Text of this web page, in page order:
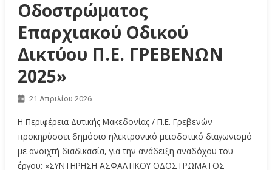
Οδοστρώματος
Επαρχιακού Οδικού
Δικτύου Π.Ε. ΓΡΕΒΕΝΩΝ
2025»
21 Απριλίου 2026
Η Περιφέρεια Δυτικής Μακεδονίας / Π.Ε. Γρεβενών
προκηρύσσει δημόσιο ηλεκτρονικό μειοδοτικό διαγωνισμό
με ανοιχτή διαδικασία, για την ανάδειξη αναδόχου του
έργου: «ΣΥΝΤΗΡΗΣΗ ΑΣΦΑΛΤΙΚΟΥ ΟΔΟΣΤΡΩΜΑΤΟΣ